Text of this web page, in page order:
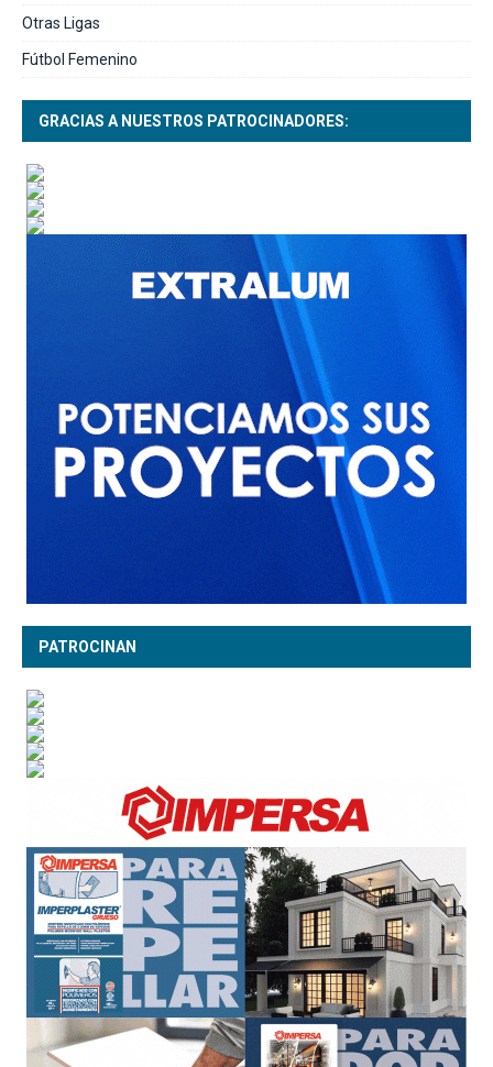
Otras Ligas
Fútbol Femenino
GRACIAS A NUESTROS PATROCINADORES:
PATROCINAN